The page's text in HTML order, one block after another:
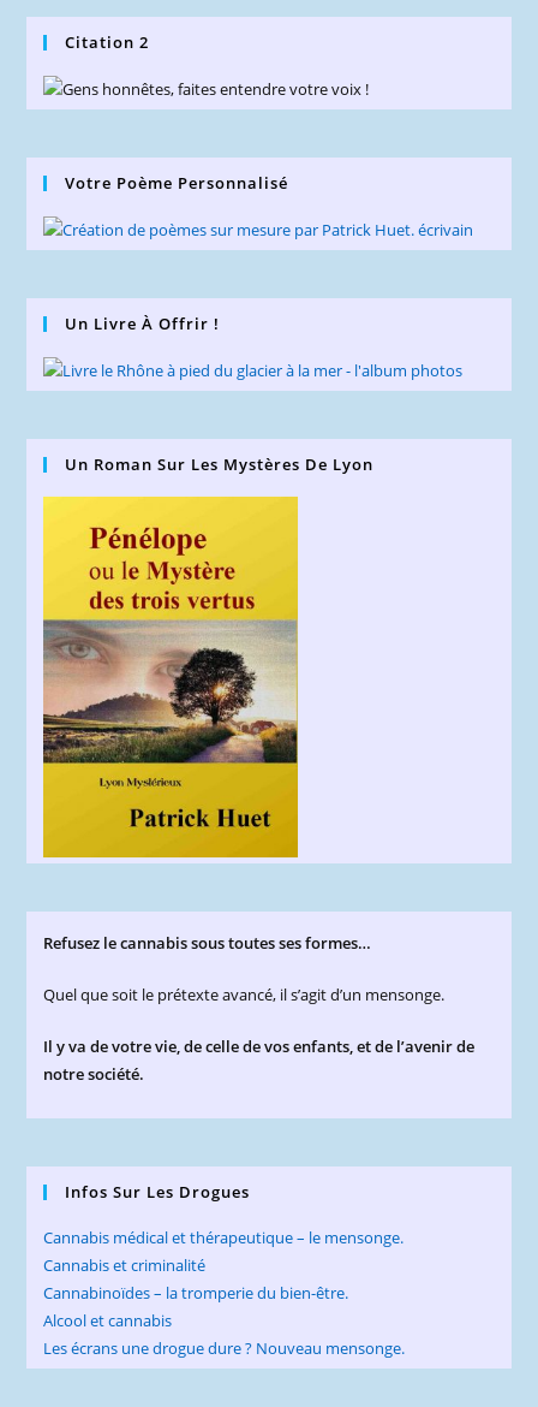
Citation 2
Votre Poème Personnalisé
Un Livre À Offrir !
Un Roman Sur Les Mystères De Lyon
Refusez le cannabis sous toutes ses formes…
Quel que soit le prétexte avancé, il s’agit d’un mensonge.
Il y va de votre vie, de celle de vos enfants, et de l’avenir de
notre société.
Infos Sur Les Drogues
Cannabis médical et thérapeutique – le mensonge.
Cannabis et criminalité
Cannabinoïdes – la tromperie du bien-être.
Alcool et cannabis
Les écrans une drogue dure ? Nouveau mensonge.